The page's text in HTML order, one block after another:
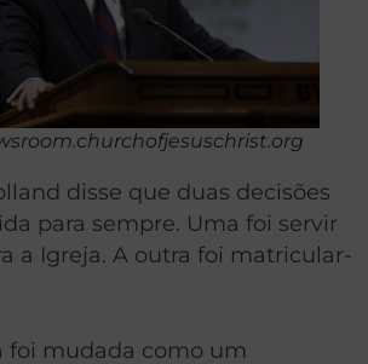
disse que duas decisões
para sempre. Uma foi servir
a Igreja. A outra foi matricular-
foi mudada como um